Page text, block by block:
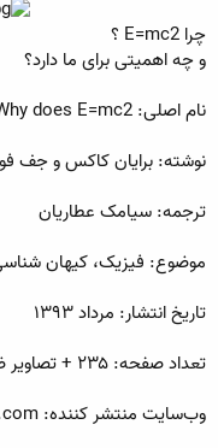
چرا E=mc2 ؟
و چه اهمیتی برای ما دارد؟
نام اصلی: Why does E=mc2
نوشته: برایان کاکس و جف
ترجمه: سیامک عطاریان
موضوع: فیزیک، کیهان
تاریخ انتشار: مرداد ۱۳۹۳
تعداد صفحه: ۲۳۵ + تصاویر ضمیمه
وب‌سایت منتشر کننده: bigbangpage.com